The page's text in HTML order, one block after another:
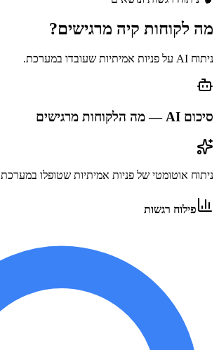
מה לקוחות קיה מרגישים?
ניתוח AI על פניות אמיתיות שעובדו במערכת.
סיכום AI — מה הלקוחות מרגישים
ניתוח אוטומטי של פניות אמיתיות שטופלו במערכת
פילוח רגשות